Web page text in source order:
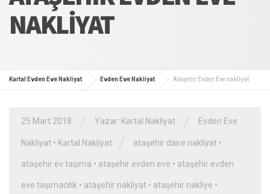
NAKLIYAT
Kartal Evden Eve Nakliyat Evden Eve Nakliyat Ataşehir Evden Eve nakliyat
25 Mart 2018 Yazar: Kartal Nakliyat Evden Eve
Nakliyat • Kartal Nakliyat ataşehir daire nakliyat •
ataşehir ev taşıma • ataşehir evden eve • ataşehir evden
eve taşımacılık • ataşehir nakliyat • ataşehir nakliye •